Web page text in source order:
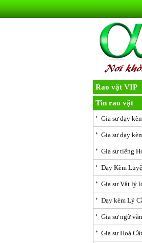
Rao vặt VIP
Tin rao vặt
Gia sư dạy
Gia sư dạy
Gia sư tiếng
Dạy Kèm
Gia sư Vật lý
Dạy kèm Lý
Gia sư ngữ
Gia sư Hoá